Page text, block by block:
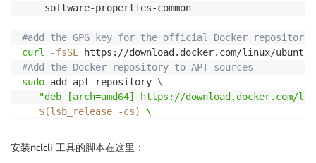
    software-properties-common
#add the GPG key for the official Docker repository
curl
-fsSL https://download.docker.com/linux/
#Add the Docker repository to APT sources
sudo add-apt-repository \
"deb [arch=amd64] https://download.docker.com/
$(lsb_release -cs)
\
sudo apt
安装nclcli 工具的脚本在这里：